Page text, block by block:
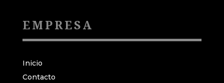
EMPRESA
Inicio
Contacto